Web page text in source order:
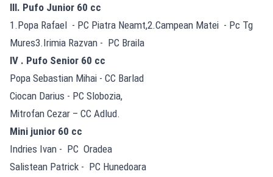
III. Pufo Junior 60 cc
1.Popa Rafael - PC Piatra Neamt,2.Campean Matei - Pc Tg
Mures3.Irimia Razvan - PC Braila
IV . Pufo Senior 60 cc
Popa Sebastian Mihai - CC Barlad
Ciocan Darius - PC Slobozia,
Mitrofan Cezar – CC Adlud.
Mini junior 60 cc
Indries Ivan - PC Oradea
Salistean Patrick - PC Hunedoara